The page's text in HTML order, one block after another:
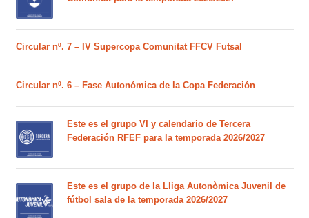
Circular nº. 7 – IV Supercopa Comunitat FFCV Futsal
Circular nº. 6 – Fase Autonómica de la Copa Federación
Este es el grupo VI y calendario de Tercera
Federación RFEF para la temporada 2026/2027
Este es el grupo de la Lliga Autonòmica Juvenil de
fútbol sala de la temporada 2026/2027